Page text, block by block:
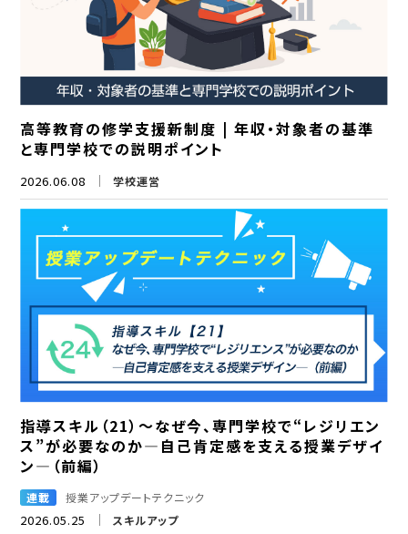
高等教育の修学支援新制度 | 年収・対象者の基準
と専門学校での説明ポイント
2026.06.08 学校運営
指導スキル（21）～なぜ今、専門学校で“レジリエン
ス”が必要なのか―自己肯定感を支える授業デザイ
ン―（前編）
2026.05.25 スキルアップ
連載 授業アップデートテクニック